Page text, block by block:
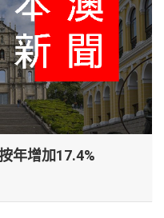
年增加17.4%